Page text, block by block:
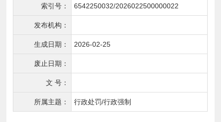
索引号： 6542250032/2026022500000022
发布机构：
生成日期： 2026-02-25
废止日期：
文 号：
所属主题： 行政处罚/行政强制